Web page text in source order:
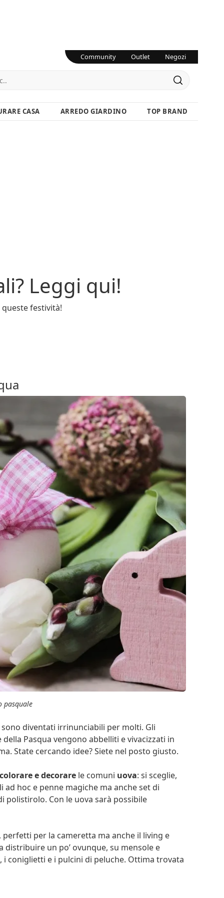
Community Outlet Negozi
CASA ARREDO GIARDINO TOP BRAND
Leggi qui!
festività!
pasquale
sono diventati irrinunciabili per molti. Gli
Pasqua vengono abbelliti e vivacizzati in
State cercando idee? Siete nel posto giusto.
e decorare le comuni uova: si sceglie,
hoc e penne magiche ma anche set di
polistirolo. Con le uova sarà possibile
per la cameretta ma anche il living e
distribuire un po’ ovunque, su mensole e
coniglietti e i pulcini di peluche. Ottima trovata